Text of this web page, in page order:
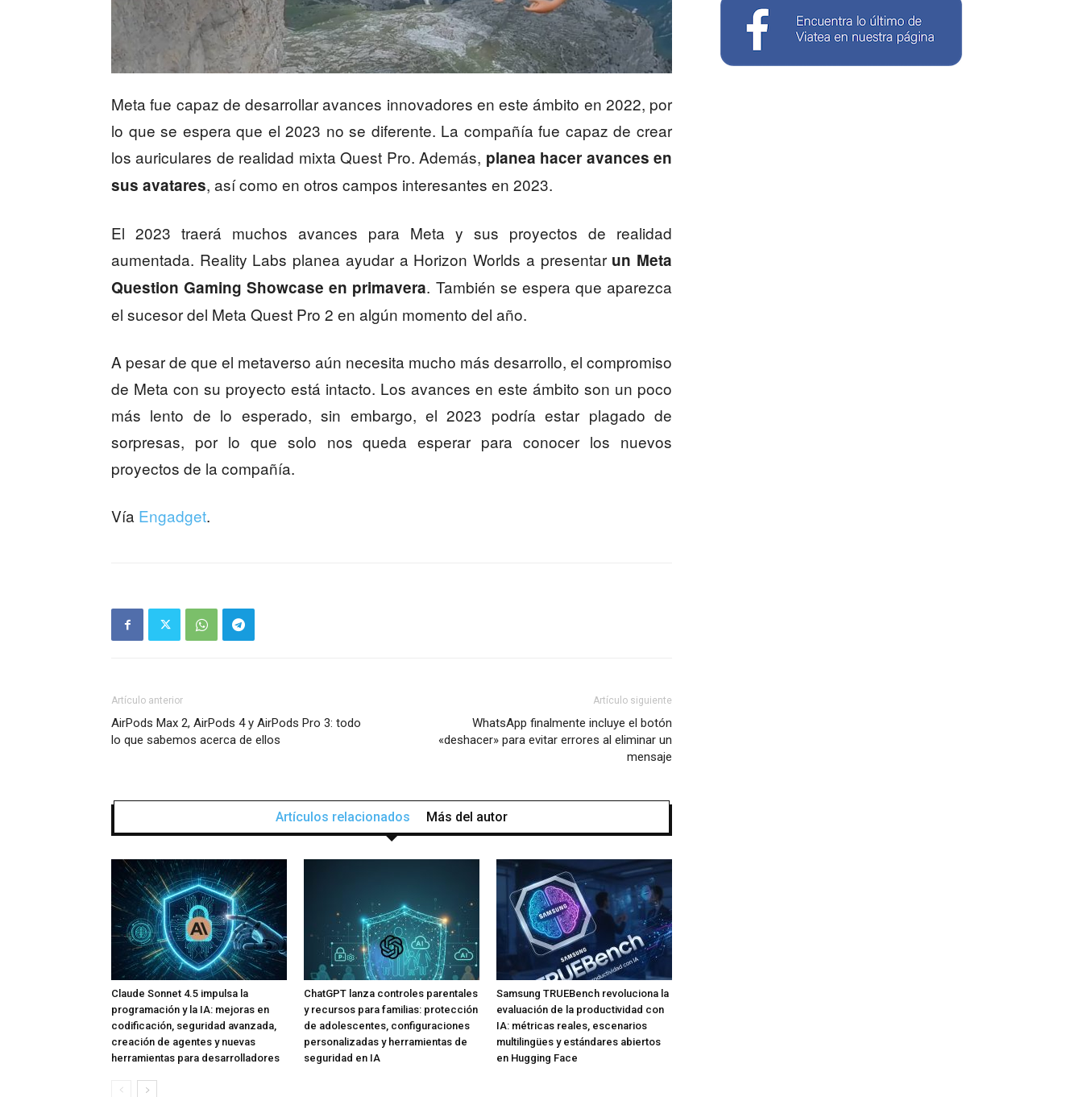
Meta fue capaz de desarrollar avances innovadores en este ámbito en 2022, por
lo que se espera que el 2023 no se diferente. La compañía fue capaz de crear
los auriculares de realidad mixta Quest Pro. Además, planea hacer avances en
sus avatares, así como en otros campos interesantes en 2023.
El 2023 traerá muchos avances para Meta y sus proyectos de realidad
aumentada. Reality Labs planea ayudar a Horizon Worlds a presentar un Meta
Question Gaming Showcase en primavera. También se espera que aparezca
el sucesor del Meta Quest Pro 2 en algún momento del año.
A pesar de que el metaverso aún necesita mucho más desarrollo, el compromiso
de Meta con su proyecto está intacto. Los avances en este ámbito son un poco
más lento de lo esperado, sin embargo, el 2023 podría estar plagado de
sorpresas, por lo que solo nos queda esperar para conocer los nuevos
proyectos de la compañía.
Vía Engadget.
Artículo anterior
AirPods Max 2, AirPods 4 y AirPods Pro 3: todo
lo que sabemos acerca de ellos
Artículo siguiente
WhatsApp finalmente incluye el botón
«deshacer» para evitar errores al eliminar un
mensaje
Artículos relacionados Más del autor
Claude Sonnet 4.5 impulsa la
programación y la IA: mejoras en
codificación, seguridad avanzada,
creación de agentes y nuevas
herramientas para desarrolladores
ChatGPT lanza controles parentales
y recursos para familias: protección
de adolescentes, configuraciones
personalizadas y herramientas de
seguridad en IA
Samsung TRUEBench revoluciona la
evaluación de la productividad con
IA: métricas reales, escenarios
multilingües y estándares abiertos
en Hugging Face